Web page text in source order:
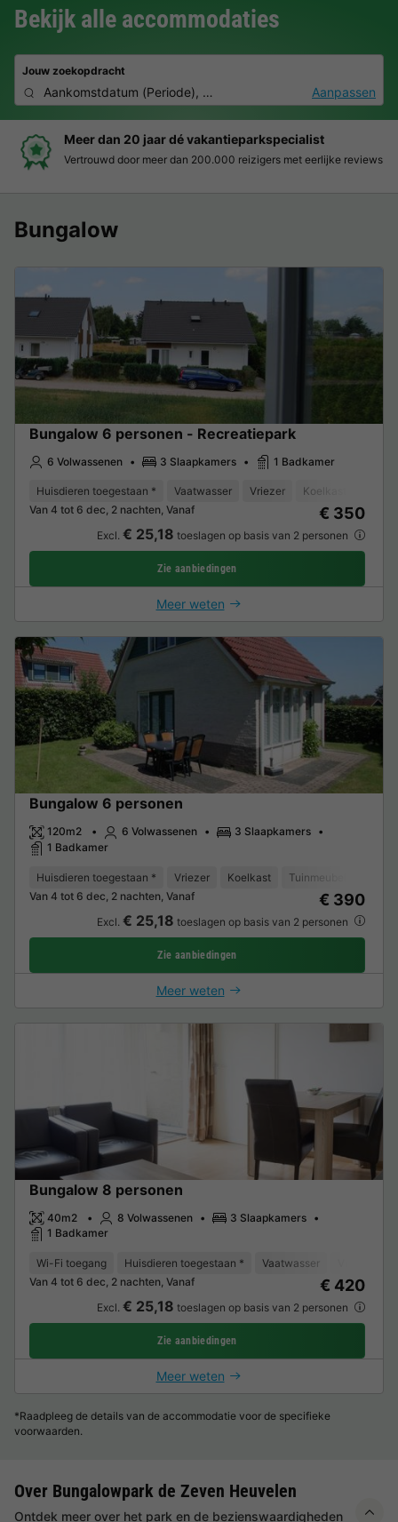
Bekijk alle accommodaties
Jouw zoekopdracht
Aankomstdatum (Periode), 2 deelnemers, 0 huisdierAanpassen
dan 20 jaar dé vakantieparkspecialist
door meer dan 200.000 reizigers met eerlijke reviews
Bungalow
Bungalow 6 personen - Recreatiepark
6 Volwassenen 3 Slaapkamers 1 Badkamer
Huisdieren toegestaan * Vaatwasser Vriezer Koelkast
Van 4 tot 6 dec, 2 nachten, Vanaf
€ 350
Excl. € 25,18 toeslagen op basis van 2 personen
Zie aanbiedingen
Meer weten
Bungalow 6 personen
120m2 6 Volwassenen
3 Slaapkamers
1 Badkamer
Huisdieren toegestaan * Vriezer Koelkast Tuinmeubelen
Van 4 tot 6 dec, 2 nachten, Vanaf
€ 390
Excl. € 25,18 toeslagen op basis van 2 personen
Zie aanbiedingen
Meer weten
Bungalow 8 personen
40m2 8 Volwassenen
3 Slaapkamers
1 Badkamer
Wi-Fi toegang Huisdieren toegestaan * Vaatwasser
Van 4 tot 6 dec, 2 nachten, Vanaf
€ 420
Excl. € 25,18 toeslagen op basis van 2 personen
Zie aanbiedingen
Meer weten
*Raadpleeg de details van de accommodatie voor de specifieke
voorwaarden.
Over Bungalowpark de Zeven Heuvelen
Ontdek meer over het park en de bezienswaardigheden